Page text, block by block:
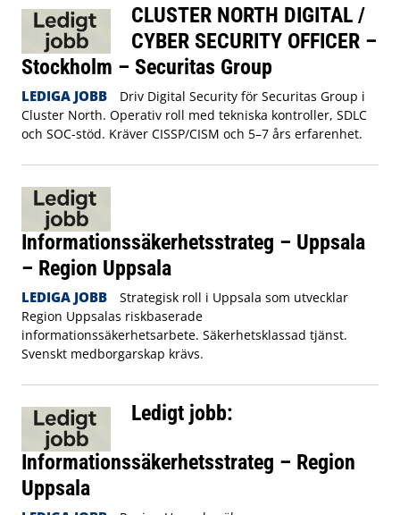
CLUSTER NORTH DIGITAL /
CYBER SECURITY OFFICER –
Stockholm – Securitas Group
LEDIGA JOBB
Driv Digital Security för Securitas Group i
Cluster North. Operativ roll med tekniska kontroller, SDLC
och SOC-stöd. Kräver CISSP/CISM och 5–7 års erfarenhet.
Informationssäkerhetsstrateg – Uppsala
– Region Uppsala
LEDIGA JOBB
Strategisk roll i Uppsala som utvecklar
Region Uppsalas riskbaserade
informationssäkerhetsarbete. Säkerhetsklassad tjänst.
Svenskt medborgarskap krävs.
Ledigt jobb:
Informationssäkerhetsstrateg – Region
Uppsala